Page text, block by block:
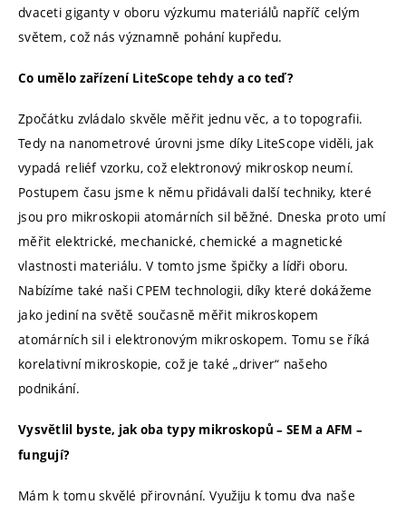
dvaceti giganty v oboru výzkumu materiálů napříč celým
světem, což nás významně pohání kupředu.
Co umělo zařízení LiteScope tehdy a co teď?
Zpočátku zvládalo skvěle měřit jednu věc, a to topografii.
Tedy na nanometrové úrovni jsme díky LiteScope viděli, jak
vypadá reliéf vzorku, což elektronový mikroskop neumí.
Postupem času jsme k němu přidávali další techniky, které
jsou pro mikroskopii atomárních sil běžné. Dneska proto umí
měřit elektrické, mechanické, chemické a magnetické
vlastnosti materiálu. V tomto jsme špičky a lídři oboru.
Nabízíme také naši CPEM technologii, díky které dokážeme
jako jediní na světě současně měřit mikroskopem
atomárních sil i elektronovým mikroskopem. Tomu se říká
korelativní mikroskopie, což je také „driver“ našeho
podnikání.
Vysvětlil byste, jak oba typy mikroskopů – SEM a AFM –
fungují?
Mám k tomu skvělé přirovnání. Využiju k tomu dva naše